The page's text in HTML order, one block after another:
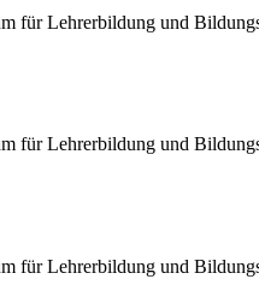
für Lehrerbildung und
für Lehrerbildung und
für Lehrerbildung und